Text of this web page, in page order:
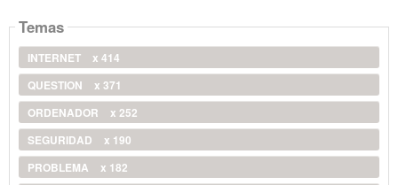
Temas
INTERNET
x 414
QUESTION
x 371
ORDENADOR
x 252
SEGURIDAD
x 190
PROBLEMA
x 182